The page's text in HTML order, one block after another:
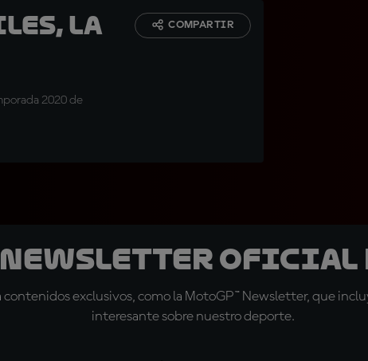
la
2020 de
COMPARTIR
Newsletter oficial
contenidos exclusivos, como la MotoGP™ Newsletter, que
interesante sobre nuestro deporte.